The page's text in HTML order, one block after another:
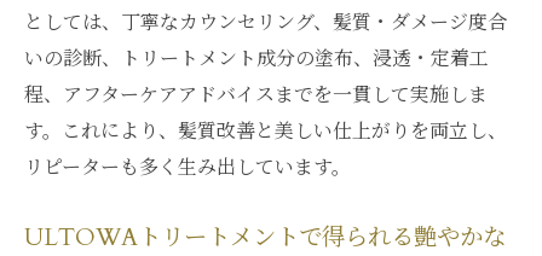
としては、丁寧なカウンセリング、髪質・ダメージ度合
いの診断、トリートメント成分の塗布、浸透・定着工
程、アフターケアアドバイスまでを一貫して実施しま
す。これにより、髪質改善と美しい仕上がりを両立し、
リピーターも多く生み出しています。
ULTOWAトリートメントで得られる艶やかな